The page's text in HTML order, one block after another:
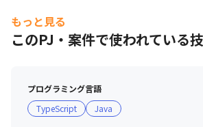
もっと見る
このPJ・案件で使われている
プログラミング言語
TypeScript
Java